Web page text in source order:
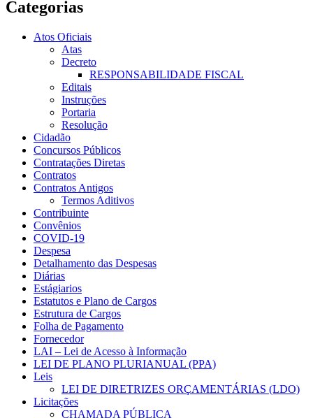
Categorias
Atos Oficiais
Atas
Decreto
RESPONSABILIDADE FISCAL
Editais
Instruções
Portaria
Resolução
Cidadão
Concursos Públicos
Contratações Diretas
Contratos
Contratos Antigos
Termos Aditivos
Contribuinte
Convênios
COVID-19
Despesa
Detalhamento das Despesas
Diárias
Estágiarios
Estatutos e Plano de Cargos
Estrutura de Cargos
Folha de Pagamento
Fornecedor
LAI – Lei de Acesso à Informação
LEI DE PLANO PLURIANUAL (PPA)
Leis
LEI DE DIRETRIZES ORÇAMENTÁRIAS (LDO)
Licitações
CHAMADA PÚBLICA